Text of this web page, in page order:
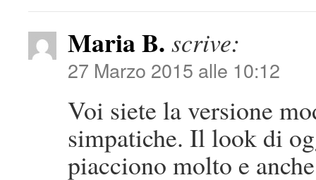
Maria B. scrive:
27 Marzo 2015 alle 10:12
Voi siete la versione
simpatiche. Il look di
piacciono molto e